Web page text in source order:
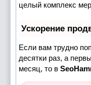
целый комплекс
Ускорение
Если вам трудно
десятки раз, а
месяц, то в